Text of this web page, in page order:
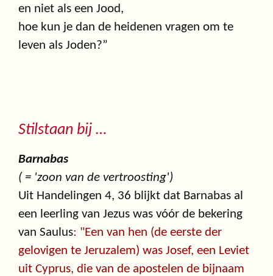
en niet als een Jood,
hoe kun je dan de heidenen vragen om te
leven als Joden?”
Stilstaan bij …
Barnabas
( = 'zoon van de vertroosting')
Uit Handelingen 4, 36 blijkt dat Barnabas al
een leerling van Jezus was vóór de bekering
van Saulus: "Een van hen (de eerste der
gelovigen te Jeruzalem) was Josef, een Leviet
uit Cyprus, die van de apostelen de bijnaam